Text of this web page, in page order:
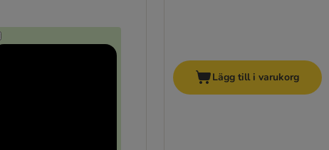
Lägg till i varukorg